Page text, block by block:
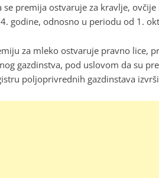
se premija ostvaruje za kravlje,
godine, odnosno u periodu od 1.
za mleko ostvaruje pravno lice,
gazdinstva, pod uslovom da su
poljoprivrednih gazdinstava